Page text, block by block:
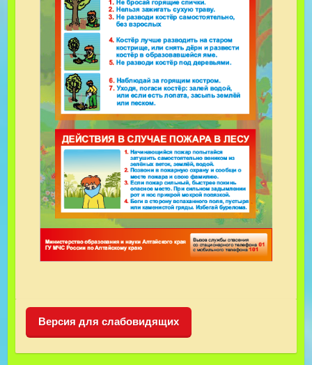
Версия для слабовидящих